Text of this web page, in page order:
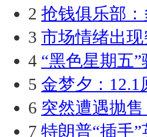
2 抢钱俱乐部
3 市场情绪出
4 “黑色星期五
5 金梦夕：
6 突然遭遇抛
7 特朗普“插手